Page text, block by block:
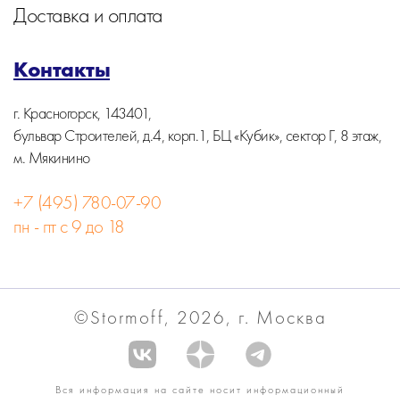
Доставка и оплата
Контакты
г. Красногорск, 143401,
бульвар Строителей, д.4, корп.1, БЦ «Кубик», сектор Г, 8 этаж,
м. Мякинино
+7 (495) 780-07-90
пн - пт с 9 до 18
©Stormoff, 2026, г. Москва
Вся информация на сайте носит информационный